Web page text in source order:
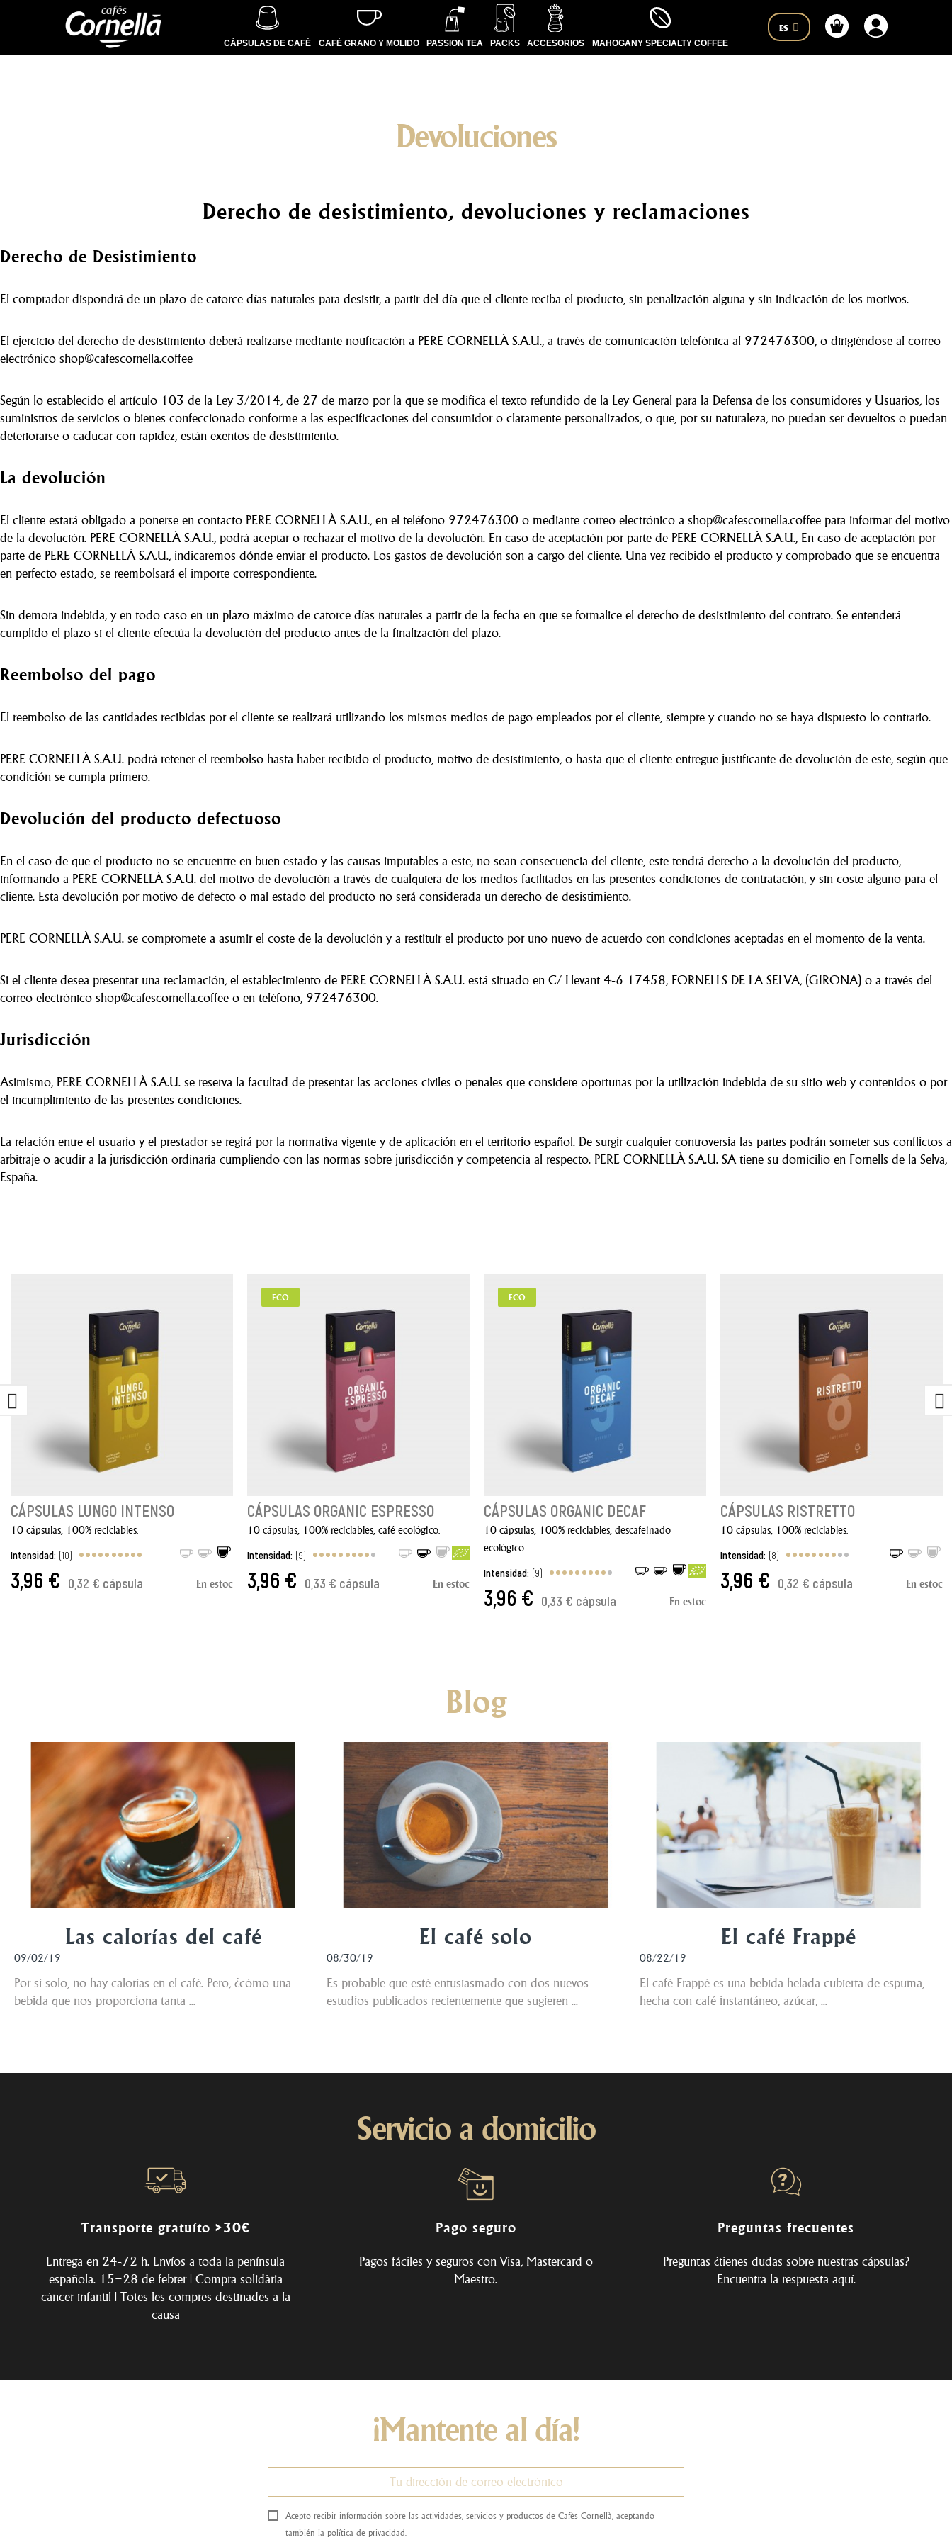
CÁPSULAS DE CAFÉ CAFÉ GRANO Y MOLIDO PASSION TEA PACKS ACCESORIOS MAHOGANY SPECIALTY COFFEE
ES
Devoluciones
Derecho de desistimiento, devoluciones y reclamaciones
Derecho de Desistimiento
El comprador dispondrá de un plazo de catorce días naturales para desistir, a partir del día que el cliente reciba el producto, sin penalización alguna y sin indicación de los motivos.
El ejercicio del derecho de desistimiento deberá realizarse mediante notificación a PERE CORNELLÀ S.A.U., a través de comunicación telefónica al 972476300, o dirigiéndose al correo
electrónico shop@cafescornella.coffee
Según lo establecido el artículo 103 de la Ley 3/2014, de 27 de marzo por la que se modifica el texto refundido de la Ley General para la Defensa de los consumidores y Usuarios, los
suministros de servicios o bienes confeccionado conforme a las especificaciones del consumidor o claramente personalizados, o que, por su naturaleza, no puedan ser devueltos o puedan
deteriorarse o caducar con rapidez, están exentos de desistimiento.
La devolución
El cliente estará obligado a ponerse en contacto PERE CORNELLÀ S.A.U., en el teléfono 972476300 o mediante correo electrónico a shop@cafescornella.coffee para informar del motivo
de la devolución. PERE CORNELLÀ S.A.U., podrá aceptar o rechazar el motivo de la devolución. En caso de aceptación por parte de PERE CORNELLÀ S.A.U., En caso de aceptación por
parte de PERE CORNELLÀ S.A.U., indicaremos dónde enviar el producto. Los gastos de devolución son a cargo del cliente. Una vez recibido el producto y comprobado que se encuentra
en perfecto estado, se reembolsará el importe correspondiente.
Sin demora indebida, y en todo caso en un plazo máximo de catorce días naturales a partir de la fecha en que se formalice el derecho de desistimiento del contrato. Se entenderá
cumplido el plazo si el cliente efectúa la devolución del producto antes de la finalización del plazo.
Reembolso del pago
El reembolso de las cantidades recibidas por el cliente se realizará utilizando los mismos medios de pago empleados por el cliente, siempre y cuando no se haya dispuesto lo contrario.
PERE CORNELLÀ S.A.U. podrá retener el reembolso hasta haber recibido el producto, motivo de desistimiento, o hasta que el cliente entregue justificante de devolución de este, según que
condición se cumpla primero.
Devolución del producto defectuoso
En el caso de que el producto no se encuentre en buen estado y las causas imputables a este, no sean consecuencia del cliente, este tendrá derecho a la devolución del producto,
informando a PERE CORNELLÀ S.A.U. del motivo de devolución a través de cualquiera de los medios facilitados en las presentes condiciones de contratación, y sin coste alguno para el
cliente. Esta devolución por motivo de defecto o mal estado del producto no será considerada un derecho de desistimiento.
PERE CORNELLÀ S.A.U. se compromete a asumir el coste de la devolución y a restituir el producto por uno nuevo de acuerdo con condiciones aceptadas en el momento de la venta.
Si el cliente desea presentar una reclamación, el establecimiento de PERE CORNELLÀ S.A.U. está situado en C/ Llevant 4-6 17458, FORNELLS DE LA SELVA, (GIRONA) o a través del
correo electrónico shop@cafescornella.coffee o en teléfono, 972476300.
Jurisdicción
Asimismo, PERE CORNELLÀ S.A.U. se reserva la facultad de presentar las acciones civiles o penales que considere oportunas por la utilización indebida de su sitio web y contenidos o por
el incumplimiento de las presentes condiciones.
La relación entre el usuario y el prestador se regirá por la normativa vigente y de aplicación en el territorio español. De surgir cualquier controversia las partes podrán someter sus conflictos a
arbitraje o acudir a la jurisdicción ordinaria cumpliendo con las normas sobre jurisdicción y competencia al respecto. PERE CORNELLÀ S.A.U. SA tiene su domicilio en Fornells de la Selva,
España.
CÁPSULAS LUNGO INTENSO
10 cápsulas, 100% reciclables.
Intensidad: (10)
3,96 € 0,32 € cápsula En estoc
AÑADIR AL CARRITO
ECO
CÁPSULAS ORGANIC ESPRESSO
10 cápsulas, 100% reciclables, café ecológico.
Intensidad: (9)
3,96 € 0,33 € cápsula En estoc
AÑADIR AL CARRITO
ECO
CÁPSULAS ORGANIC DECAF
10 cápsulas, 100% reciclables, descafeinado
ecológico.
Intensidad: (9)
3,96 € 0,33 € cápsula En estoc
AÑADIR AL CARRITO
CÁPSULAS RISTRETTO
10 cápsulas, 100% reciclables.
Intensidad: (8)
3,96 € 0,32 € cápsula En estoc
AÑADIR AL CARRITO
Blog
Las calorías del café
09/02/19
Por sí solo, no hay calorías en el café. Pero, ¿cómo una
bebida que nos proporciona tanta ...
El café solo
08/30/19
Es probable que esté entusiasmado con dos nuevos
estudios publicados recientemente que sugieren ...
El café Frappé
08/22/19
El café Frappé es una bebida helada cubierta de espuma,
hecha con café instantáneo, azúcar, ...
Servicio a domicilio
Transporte gratuíto >30€
Entrega en 24-72 h. Envíos a toda la península
española. 15–28 de febrer | Compra solidària
càncer infantil | Totes les compres destinades a la
causa
Pago seguro
Pagos fáciles y seguros con Visa, Mastercard o
Maestro.
Preguntas frecuentes
Preguntas ¿tienes dudas sobre nuestras cápsulas?
Encuentra la respuesta aquí.
¡Mantente al día!
Acepto recibir información sobre las actividades, servicios y productos de Cafès Cornellà, aceptando
también la política de privacidad.